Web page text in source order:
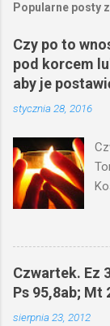
e
i
j
k
o
m
n
t
a
r
z
Popularne posty
Czy po to
pod korcem
aby je
stycznia 28, 2016
Czwartek. Ez
Ps 95,8ab; Mt
sierpnia 23, 2012